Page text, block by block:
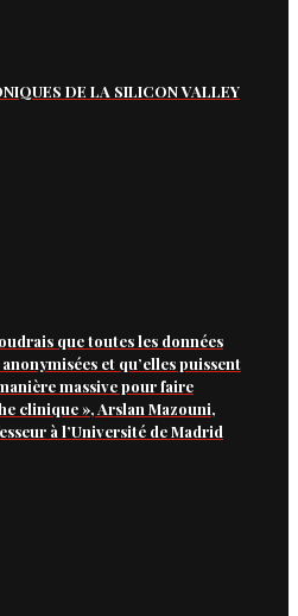
DE LA SILICON VALLEY
que toutes les données
et qu’elles puissent
massive pour faire
clinique », Arslan Mazouni,
à l’Université de Madrid